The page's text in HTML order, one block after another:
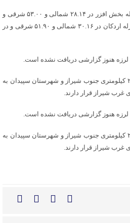
بر اساس این گزارش، موقعیت زلزله بخش افزر در ۲۸.۱۴ شمالی و ۵۳.۰۰ شرقی و
در عمق ۱۰ کیلومتری و موقعیت زلزله اردکان در ۳۰.۱۶ شمالی و ۵۱.۹۰ شرقی و در
شهرستان قیروکارزین در فاصله ۲۱۸ کیلومتری جنوب شیراز و شهرستان سپیدان به
شهرستان قیروکارزین در فاصله ۲۱۸ کیلومتری جنوب شیراز و شهرستان سپیدان به